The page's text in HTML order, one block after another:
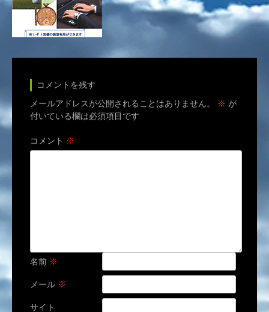
コメントを残す
メールアドレスが公開されることはありません。
※ が
付いている欄は必須項目です
コメント ※
名前 ※
メール ※
サイト